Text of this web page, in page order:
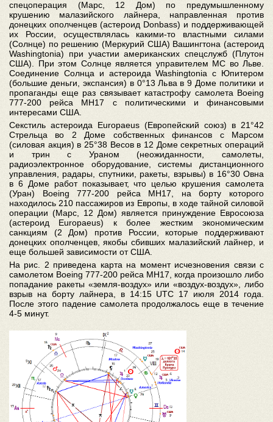
спецоперация (Марс, 12 Дом) по предумышленному
крушению малазийского лайнера, направленная против
донецких ополченцев (астероид Donbass) и поддерживающей
их России, осуществлялась какими-то властными силами
(Солнце) по решению (Меркурий США) Вашингтона (астероид
Washingtonia) при участии американских спецслужб (Плутон
США). При этом Солнце является управителем МС во Льве.
Соединение Солнца и астероида Washingtonia с Юпитером
(большие деньги, экспансия) в 0°13 Льва в 9 Доме политики и
пропаганды еще раз связывает катастрофу самолета Boeing
777-200 рейса МН17 с политическими и финансовыми
интересами США.
Секстиль астероида Europaeus (Европейский союз) в 21°42
Стрельца во 2 Доме собственных финансов с Марсом
(силовая акция) в 25°38 Весов в 12 Доме секретных операций
и трин с Ураном (неожиданности, самолеты,
радиоэлектронное оборудование, системы дистанционного
управления, радары, спутники, ракеты, взрывы) в 16°30 Овна
в 6 Доме работ показывает, что целью крушения самолета
(Уран) Boeing 777-200 рейса МН17, на борту которого
находилось 210 пассажиров из Европы, в ходе тайной силовой
операции (Марс, 12 Дом) является принуждение Евросоюза
(астероид Europaeus) к более жестким экономическим
санкциям (2 Дом) против России, которые поддерживают
донецких ополченцев, якобы сбивших малазийский лайнер, и
еще большей зависимости от США.
На рис. 2 приведена карта на момент исчезновения связи с
самолетом Boeing 777-200 рейса МН17, когда произошло либо
попадание ракеты «земля-воздух» или «воздух-воздух», либо
взрыв на борту лайнера, в 14:15 UTC 17 июля 2014 года.
После этого падение самолета продолжалось еще в течение
4-5 минут.